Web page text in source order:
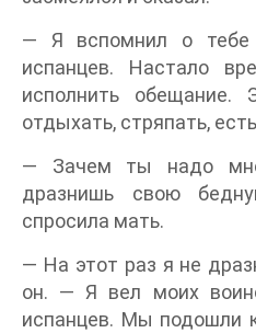
— Я вспомнил о тебе
испанцев. Настало
исполнить
отдыхать, стряпать,
— Зачем ты надо
дразнишь свою
спросила мать.
— На этот раз я не
он. — Я вел моих
испанцев. Мы подошли